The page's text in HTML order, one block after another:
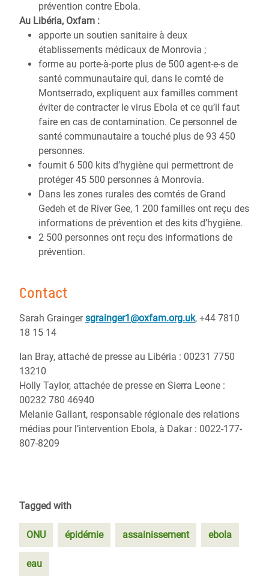
prévention contre Ebola.
Au Libéria, Oxfam :
apporte un soutien sanitaire à deux
établissements médicaux de Monrovia ;
forme au porte-à-porte plus de 500 agent-e-s de
santé communautaire qui, dans le comté de
Montserrado, expliquent aux familles comment
éviter de contracter le virus Ebola et ce qu’il faut
faire en cas de contamination. Ce personnel de
santé communautaire a touché plus de 93 450
personnes.
fournit 6 500 kits d’hygiène qui permettront de
protéger 45 500 personnes à Monrovia.
Dans les zones rurales des comtés de Grand
Gedeh et de River Gee, 1 200 familles ont reçu des
informations de prévention et des kits d’hygiène.
2 500 personnes ont reçu des informations de
prévention.
Contact
Sarah Graingersgrainger1@oxfam.org.uk, +44 7810
18 15 14
Ian Bray, attaché de presse au Libéria : 00231 7750
13210
Holly Taylor, attachée de presse en Sierra Leone :
00232 780 46940
Melanie Gallant, responsable régionale des relations
médias pour l’intervention Ebola, à Dakar : 0022-177-
807-8209
Tagged with
ONU épidémie assainissement ebola
eau